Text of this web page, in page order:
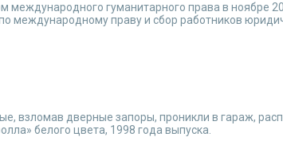
международного гуманитарного права в ноябре
международному праву и сбор работников
взломав дверные запоры, проникли в гараж,
белого цвета, 1998 года выпуска.